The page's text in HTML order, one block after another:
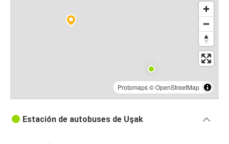
Protomaps©OpenStreetMap
Estación de autobuses de Uşak